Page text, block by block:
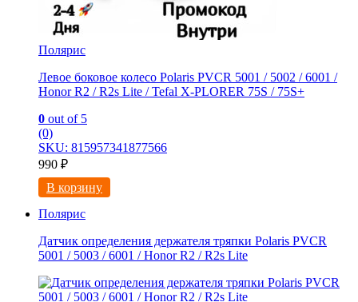
Полярис
Левое боковое колесо Polaris PVCR 5001 / 5002 / 6001 /
Honor R2 / R2s Litе / Tefal X-PLORER 75S / 75S+
0 out of 5
(0)
SKU: 815957341877566
990 ₽
В корзину
Полярис
Датчик определения держателя тряпки Polaris PVCR
5001 / 5003 / 6001 / Honor R2 / R2s Lite